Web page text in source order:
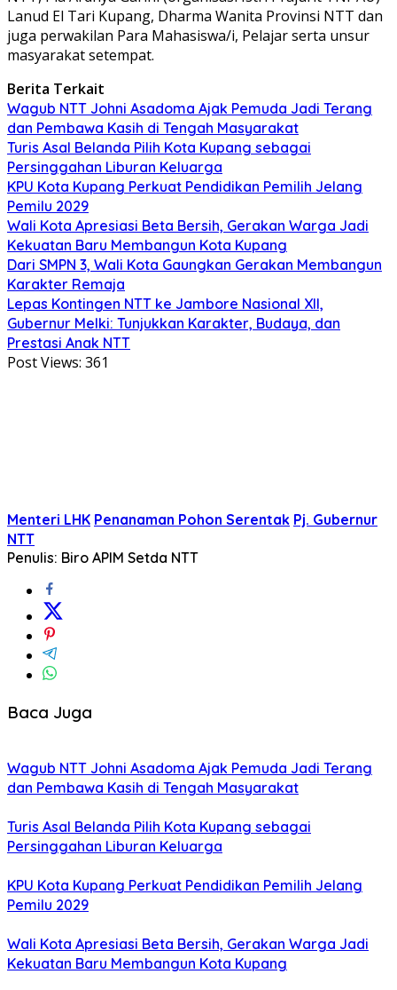
Lanud El Tari Kupang, Dharma Wanita Provinsi NTT dan
juga perwakilan Para Mahasiswa/i, Pelajar serta unsur
masyarakat setempat.
Berita Terkait
Wagub NTT Johni Asadoma Ajak Pemuda Jadi Terang
dan Pembawa Kasih di Tengah Masyarakat
Turis Asal Belanda Pilih Kota Kupang sebagai
Persinggahan Liburan Keluarga
KPU Kota Kupang Perkuat Pendidikan Pemilih Jelang
Pemilu 2029
Wali Kota Apresiasi Beta Bersih, Gerakan Warga Jadi
Kekuatan Baru Membangun Kota Kupang
Dari SMPN 3, Wali Kota Gaungkan Gerakan Membangun
Karakter Remaja
Lepas Kontingen NTT ke Jambore Nasional XII,
Gubernur Melki: Tunjukkan Karakter, Budaya, dan
Prestasi Anak NTT
Post Views: 361
Menteri LHK Penanaman Pohon Serentak Pj. Gubernur
NTT
Penulis: Biro APIM Setda NTT
Baca Juga
Wagub NTT Johni Asadoma Ajak Pemuda Jadi Terang
dan Pembawa Kasih di Tengah Masyarakat
Turis Asal Belanda Pilih Kota Kupang sebagai
Persinggahan Liburan Keluarga
KPU Kota Kupang Perkuat Pendidikan Pemilih Jelang
Pemilu 2029
Wali Kota Apresiasi Beta Bersih, Gerakan Warga Jadi
Kekuatan Baru Membangun Kota Kupang